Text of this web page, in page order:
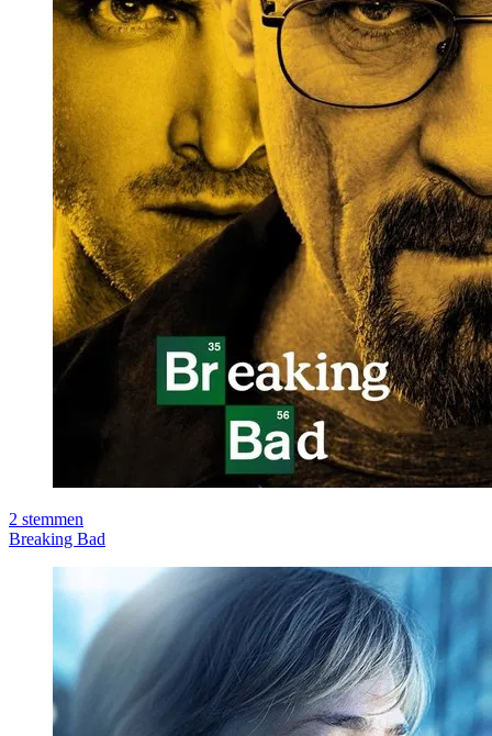
2 stemmen
Breaking Bad